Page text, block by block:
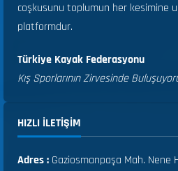
coşkusunu toplumun her kesimine
platformdur.
Türkiye Kayak Federasyonu
Kış Sporlarının Zirvesinde
HIZLI ILETIŞIM
Adres : Gaziosmanpaşa Mah. Nene